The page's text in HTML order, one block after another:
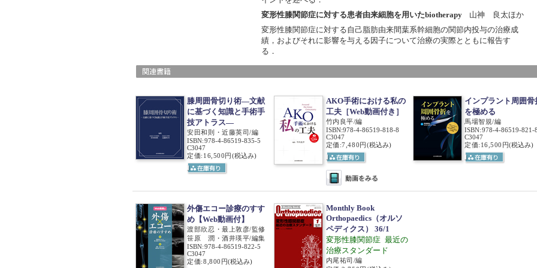
変形性膝関節症に対する患者由来細胞を用いたbiotherapy
山神 良太ほか
変形性膝関節症に対する自己脂肪由来間葉系幹細胞の関節内投与の治療成
績，およびそれに影響を与える因子について治療の実際とともに報告す
る．
膝周囲骨切り術―文献
に基づく知識と手術手
技アトラス―
安田和則・近藤英司/編
ISBN:978-4-86519-835-5
C3047
定価:16,500円(税込み)
AKO手術における私の
工夫［Web動画付き］
竹内良平/編
ISBN:978-4-86519-818-8
C3047
定価:7,480円(税込み)
インプラント周囲骨
を極める
馬場智規/編
ISBN:978-4-86519-821-
C3047
定価:16,500円(税込み)
外傷エコー診療のすす
め【Web動画付】
渡部欣忍・最上敦彦/監修
笹原 潤・酒井瑛平/編集
ISBN:978-4-86519-822-5
C3047
定価:8,800円(税込み)
Monthly Book
Orthopaedics（オルソ
ペディクス） 36/1
変形性膝関節症 最近の
治療スタンダード
内尾祐司/編